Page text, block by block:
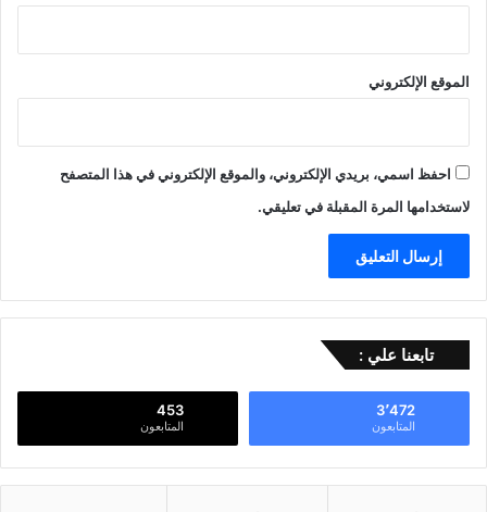
الموقع الإلكتروني
احفظ اسمي، بريدي الإلكتروني، والموقع الإلكتروني في هذا المتصفح
لاستخدامها المرة المقبلة في تعليقي.
تابعنا علي :
3٬472
المتابعون
453
المتابعون